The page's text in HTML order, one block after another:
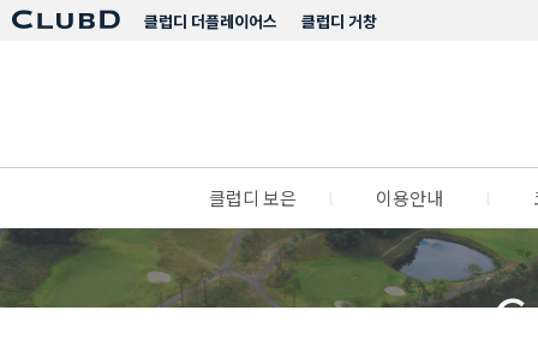
클럽디 거창
클럽디 더플레이어스
클럽디 보은 이용안내